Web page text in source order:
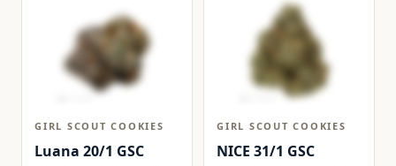
GIRL SCOUT COOKIES
Luana 20/1 GSC
GIRL SCOUT COOKIES
NICE 31/1 GSC